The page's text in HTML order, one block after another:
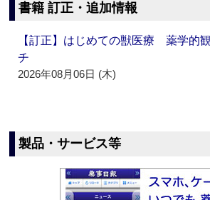
書籍 訂正・追加情報
【訂正】はじめての獣医療 薬学的
チ
2026年08月06日 (木)
製品・サービス等